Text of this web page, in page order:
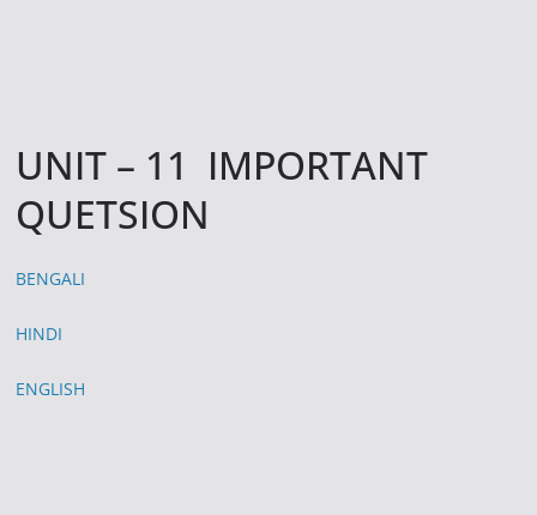
UNIT – 11 IMPORTANT
QUETSION
BENGALI
HINDI
ENGLISH